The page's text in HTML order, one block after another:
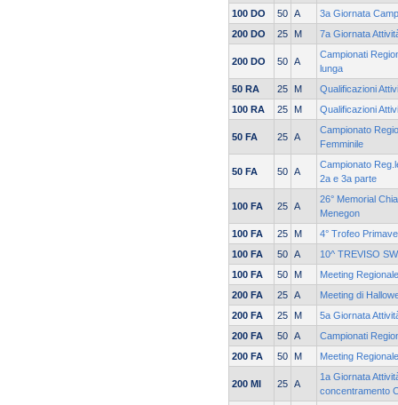
100 DO
50 A
3a Giornata
200 DO
25 M 7a Giornata
200 DO 50 A
Campionati
lunga
50 RA
25 M
Qualificazioni
100 RA
25 M Qualificazioni
50 FA 25 A
Campionato
Femminile
50 FA 50 A
Campionato
2a e 3a parte
100 FA 25 A
26° Memorial
Menegon
100 FA
25 M
4° Trofeo
100 FA
50 A
10^ TREVISO
100 FA
50 M
Meeting
200 FA
25 A
Meeting di
200 FA
25 M
5a Giornata
200 FA
50 A
Campionati
200 FA
50 M Meeting
200 MI 25 A
1a Giornata
concentramento